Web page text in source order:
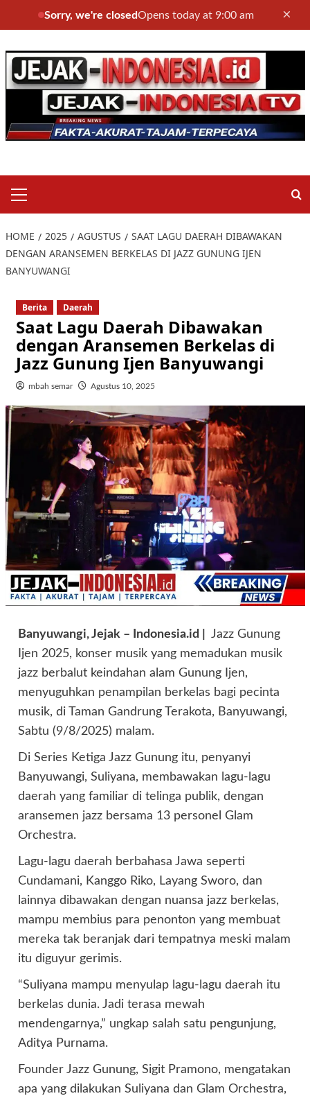
Sorry, we're closedOpens today at 9:00 am ×
to
content
Menu
HOME 2025 AGUSTUS
SAAT LAGU DAERAH DIBAWAKAN
DENGAN ARANSEMEN BERKELAS DI JAZZ GUNUNG IJEN
BANYUWANGI
Berita Daerah
Saat Lagu Daerah Dibawakan
dengan Aransemen Berkelas di
Jazz Gunung Ijen Banyuwangi
mbah semar Agustus 10, 2025
Banyuwangi, Jejak – Indonesia.id |
Jazz Gunung
Ijen 2025, konser musik yang memadukan musik
jazz berbalut keindahan alam Gunung Ijen,
menyuguhkan penampilan berkelas bagi pecinta
musik, di Taman Gandrung Terakota, Banyuwangi,
Sabtu (9/8/2025) malam.
Di Series Ketiga Jazz Gunung itu, penyanyi
Banyuwangi, Suliyana, membawakan lagu-lagu
daerah yang familiar di telinga publik, dengan
aransemen jazz bersama 13 personel Glam
Orchestra.
Lagu-lagu daerah berbahasa Jawa seperti
Cundamani, Kanggo Riko, Layang Sworo, dan
lainnya dibawakan dengan nuansa jazz berkelas,
mampu membius para penonton yang membuat
mereka tak beranjak dari tempatnya meski malam
itu diguyur gerimis.
“Suliyana mampu menyulap lagu-lagu daerah itu
berkelas dunia. Jadi terasa mewah
mendengarnya,” ungkap salah satu pengunjung,
Aditya Purnama.
Founder Jazz Gunung, Sigit Pramono, mengatakan
apa yang dilakukan Suliyana dan Glam Orchestra,